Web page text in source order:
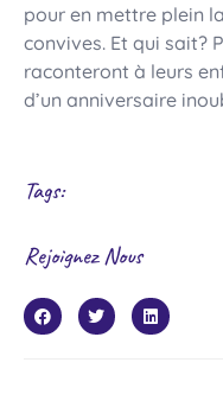
pour en mettre plein
convives. Et qui sait?
raconteront à leurs
d’un anniversaire
Tags:
Rejoignez Nous